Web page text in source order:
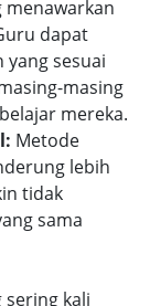
menawarkan
dapat
sesuai
masing
mereka.
Metode
lebih
tidak
sama
kali